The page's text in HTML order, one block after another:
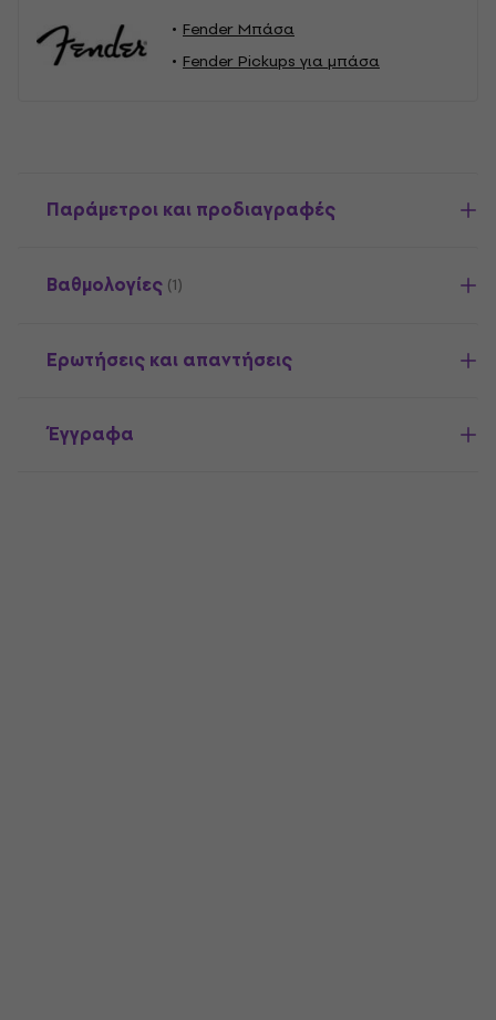
Fender Μπάσα
Fender Pickups για μπάσα
Παράμετροι και προδιαγραφές
Βαθμολογίες (1)
Ερωτήσεις και απαντήσεις
Έγγραφα